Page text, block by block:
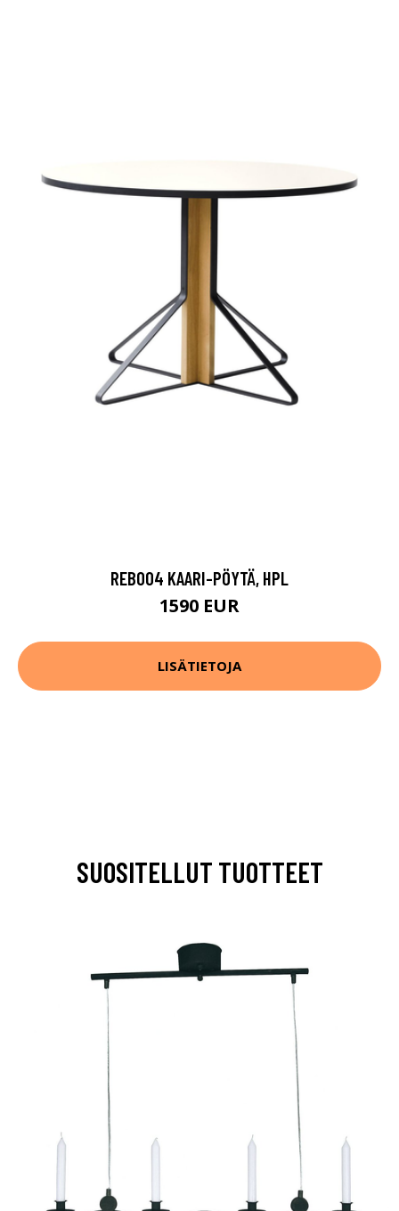
REB004 KAARI-PÖYTÄ, HPL
1590 EUR
LISÄTIETOJA
SUOSITELLUT TUOTTEET